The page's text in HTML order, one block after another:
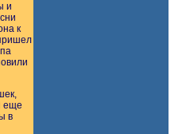
и
к
еще
в